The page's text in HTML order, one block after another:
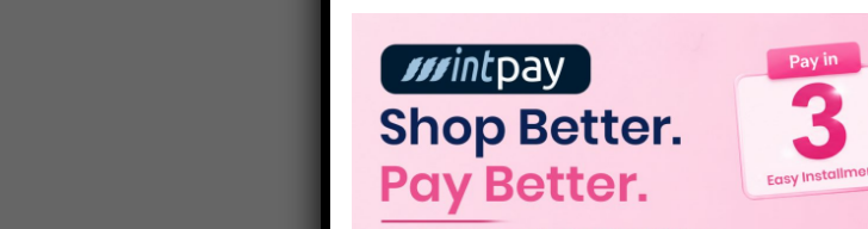
feugait nulla facilisi. Nam liber tempor cum
placerat facer possim assum.
Typi non habent claritatem insitam; est usus
lectores legere me lius quod ii legunt saepius.
consuetudium lectorum. Mirum est notare
litterarum formas humanitatis per seacula
parum clari, fiant sollemnes in futurum.